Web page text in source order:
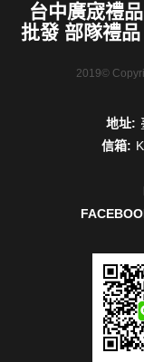
台中廣宬禮
批發 部隊禮
2019©
地址:
信箱: